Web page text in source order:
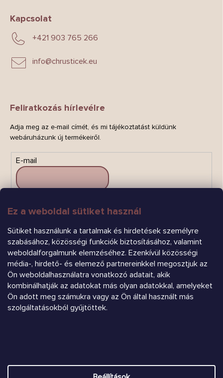
Ez a weboldal sütiket használ
Sütiket használunk a tartalmak és hirdetések személyre
szabásához, közösségi funkciók biztosításához, valamint
weboldalforgalmunk elemzéséhez. Ezenkívül közösségi
média-, hirdető- és elemező partnereinkkel megosztjuk az
Ön weboldalhasználatra vonatkozó adatait, akik
kombinálhatják az adatokat más olyan adatokkal, amelyeket
Ön adott meg számukra vagy az Ön által használt más
szolgáltatásokból gyűjtöttek.
Kapcsolat
info@chrusticek.eu
+421 903 765 266
Feliratkozás hírlevélre
Adja meg az e-mail címét, és mi tájékoztatást küldünk
webáruházunk új termékeiről.
E-mail
FELIRATKOZÁS
Árukereső.hu
Shoptet készítette